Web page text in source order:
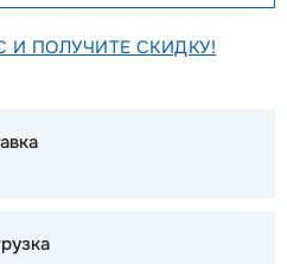
И ПОЛУЧИТЕ СКИДКУ!